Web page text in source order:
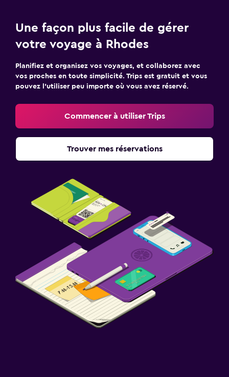
Une façon plus facile de gérer
votre voyage à Rhodes
Planifiez et organisez vos voyages, et collaborez avec
vos proches en toute simplicité. Trips est gratuit et vous
pouvez l’utiliser peu importe où vous avez réservé.
Commencer à utiliser Trips
Trouver mes réservations